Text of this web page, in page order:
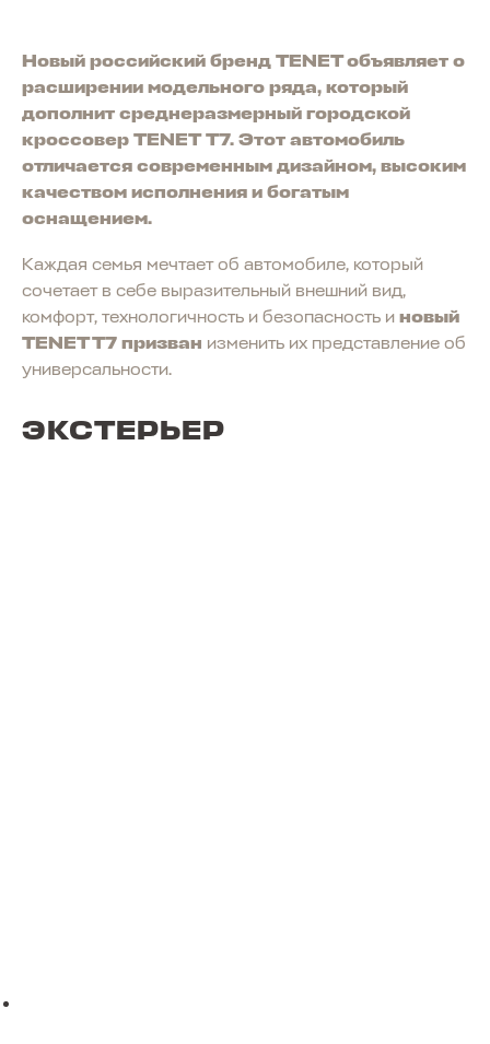
Новый российский бренд TENET объявляет о
расширении модельного ряда, который
дополнит среднеразмерный городской
кроссовер TENET T7. Этот автомобиль
отличается современным дизайном, высоким
качеством исполнения и богатым
оснащением.
Каждая семья мечтает об автомобиле, который
сочетает в себе выразительный внешний вид,
комфорт, технологичность и безопасность и новый
TENET T7 призван изменить их представление об
универсальности.
ЭКСТЕРЬЕР